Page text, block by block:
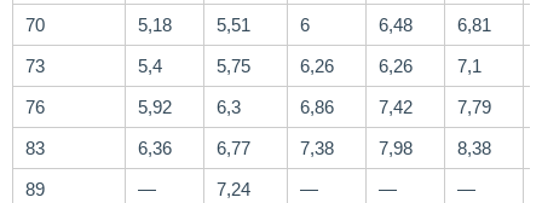
70
5,18 5,51 6 6,48 6,81
73
5,4 5,75 6,26 6,26 7,1
76
5,92 6,3 6,86 7,42 7,79
83
6,36 6,77 7,38 7,98 8,38
89
— 7,24 — — —